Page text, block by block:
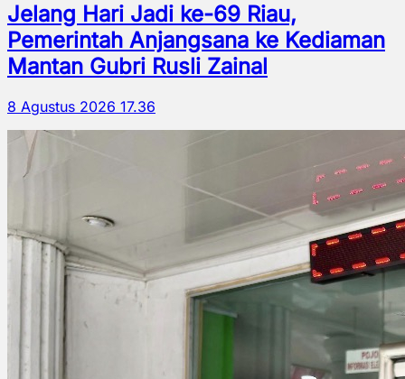
Jelang Hari Jadi ke-69 Riau,
Pemerintah Anjangsana ke Kediaman
Mantan Gubri Rusli Zainal
8 Agustus 2026 17.36